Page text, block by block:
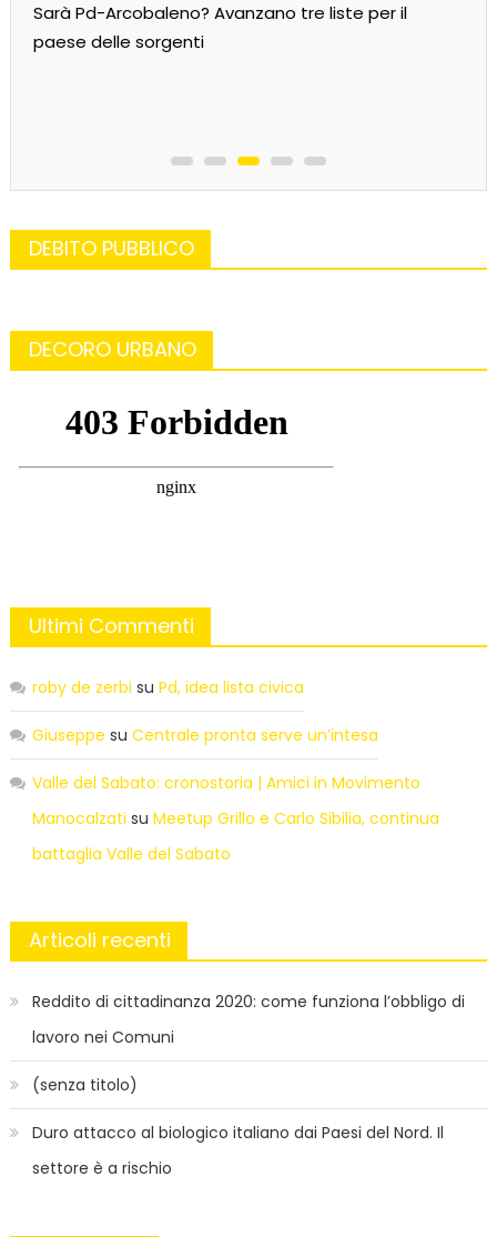
Sarà Pd-Arcobaleno? Avanzano tre liste per il
paese delle sorgenti
DEBITO PUBBLICO
DECORO URBANO
Ultimi Commenti
roby de zerbi su Pd, idea lista civica
Giuseppe su Centrale pronta serve un’intesa
Valle del Sabato: cronostoria | Amici in Movimento
Manocalzati su Meetup Grillo e Carlo Sibilia, continua
battaglia Valle del Sabato
Articoli recenti
Reddito di cittadinanza 2020: come funziona l’obbligo di
lavoro nei Comuni
(senza titolo)
Duro attacco al biologico italiano dai Paesi del Nord. Il
settore è a rischio